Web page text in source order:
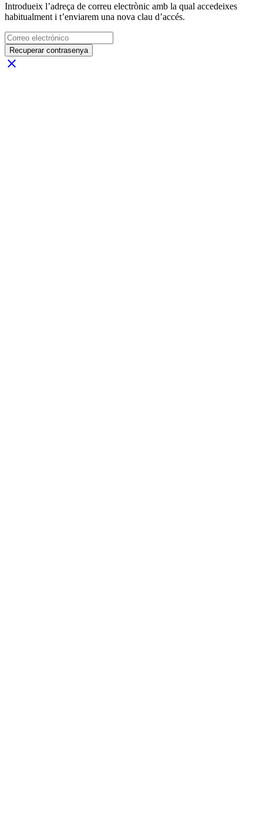
Introdueix l’adreça de correu electrònic amb la qual accedeixes
habitualment i t’enviarem una nova clau d’accés.
Recuperar contrasenya
close